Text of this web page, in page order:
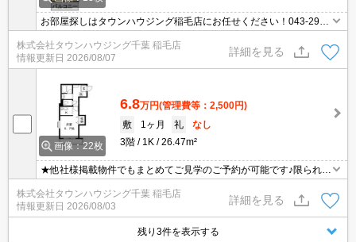
お部屋探しはタウンハウジング稲毛店にお任せください！043-290-
8070
株式会社タウンハウジング千葉 稲毛店
情報更新日 2026/08/07
詳細を見る
画像：22枚
6.8万円(管理費等：2,500円)
敷
1ヶ月 礼
なし
3階
1K 26.47m²
★他社様掲載物件でもまとめてご見学のご予約が可能です♪限られた
お時間の中で効率よくお部屋探しができるようにお手伝いさせてい
ただきます！お気軽にお問合せ下さい♪
株式会社タウンハウジング千葉 稲毛店
情報更新日 2026/08/03
詳細を見る
残り3件を表示する